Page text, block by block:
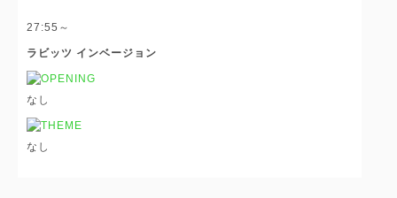
27:55～
ラビッツ インベージョン
なし
なし